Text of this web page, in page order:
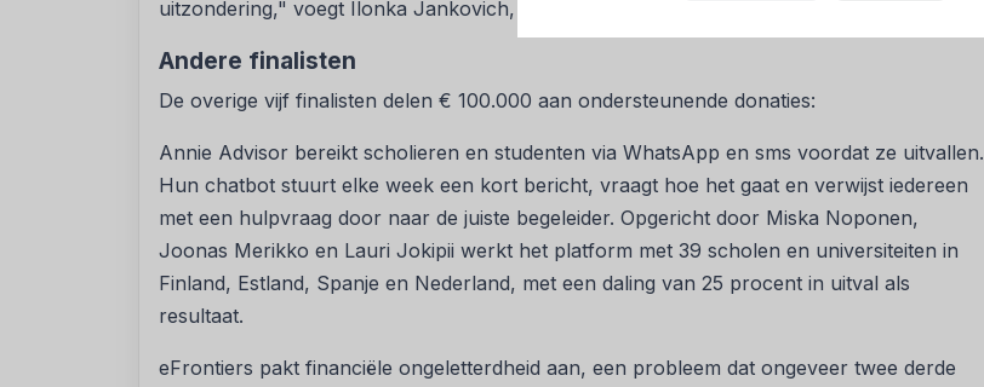
uitzondering," voegt Ilonka Jankovich, Venture Partner bij Rubio Impact Ventures, toe.
Andere finalisten
De overige vijf finalisten delen € 100.000 aan ondersteunende donaties:
Annie Advisor bereikt scholieren en studenten via WhatsApp en sms voordat ze uitvallen.
Hun chatbot stuurt elke week een kort bericht, vraagt hoe het gaat en verwijst iedereen
met een hulpvraag door naar de juiste begeleider. Opgericht door Miska Noponen,
Joonas Merikko en Lauri Jokipii werkt het platform met 39 scholen en universiteiten in
Finland, Estland, Spanje en Nederland, met een daling van 25 procent in uitval als
resultaat.
eFrontiers pakt financiële ongeletterdheid aan, een probleem dat ongeveer twee derde